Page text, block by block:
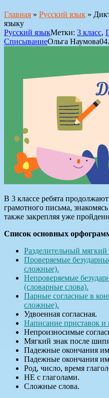
Главная » Русский язык »
языку
Русский языкМетки: 3 класс,
СписываниеОльга Наумова
В 3 классе ребята
грамотного письма,
также закрепляя уже
Список основных
Разделительный
Проверяемые
сложные).
Непроверяемые
(словарные слова).
Парные согласные в
сложные).
Удвоенная согласная.
Написание приставок и
Непроизносимые
Мягкий знак после
Падежные окончания
Падежные окончания
Род, число, время
НЕ с глаголами.
Сложные слова.